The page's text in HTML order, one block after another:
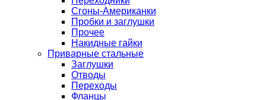
Сгоны-Американки
Пробки и заглушки
Прочее
Накидные гайки
Приварные стальные
Заглушки
Отводы
Переходы
Фланцы